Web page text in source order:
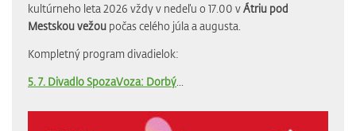
kultúrneho leta 2026 vždy v nedeľu o 17.00 vÁtriu pod
Mestskou vežou počas celého júla a augusta.
Kompletný program divadielok:
5. 7. Divadlo SpozaVoza: Dorbý